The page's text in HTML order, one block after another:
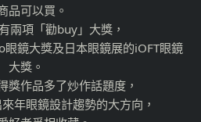
品可以買。
兩項「勸buy」大獎，
鏡大獎及日本眼鏡展的iOFT眼鏡
大獎。
獎作品多了炒作話題度，
年眼鏡設計趨勢的大方向，